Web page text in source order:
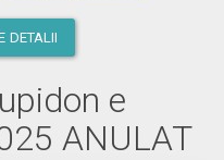
DETALII
e
ANULAT